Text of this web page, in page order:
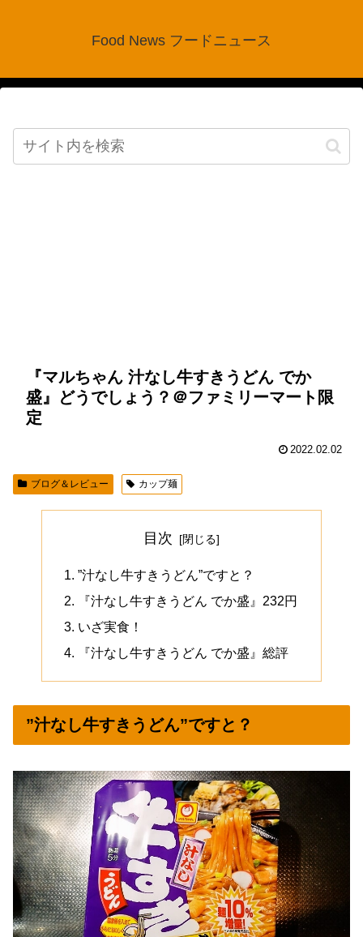
Food News フードニュース
『マルちゃん 汁なし牛すきうどん でか
盛』どうでしょう？＠ファミリーマート限
定
2022.02.02
ブログ＆レビュー カップ麺
目次
”汁なし牛すきうどん”ですと？
『汁なし牛すきうどん でか盛』232円
いざ実食！
『汁なし牛すきうどん でか盛』総評
”汁なし牛すきうどん”ですと？